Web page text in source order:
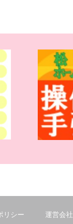
リシー 運営会社